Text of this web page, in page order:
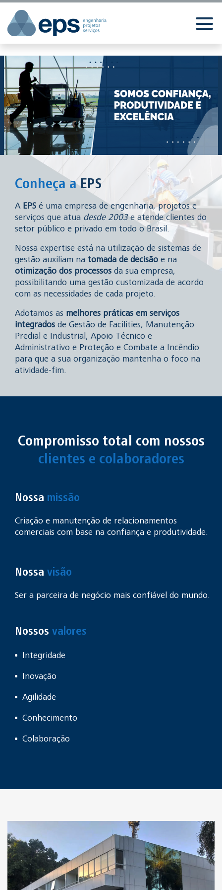
Conheça aEPS
A EPS é uma empresa de engenharia, projetos e
serviços que atua desde 2003e atende clientes do
setor público e privado em todo o Brasil.
Nossa expertise está na utilização de sistemas de
gestão auxiliam na tomada de decisão e na
otimização dos processos da sua empresa,
possibilitando uma gestão customizada de acordo
com as necessidades de cada projeto.
Adotamos as melhores práticas em serviços
integrados de Gestão de Facilities, Manutenção
Predial e Industrial, Apoio Técnico e
Administrativo e Proteção e Combate a Incêndio
para que a sua organização mantenha o foco na
atividade-fim.
Compromisso total com nossos
clientes e colaboradores
Nossa missão
Criação e manutenção de relacionamentos
comerciais com base na confiança e produtividade.
Nossa visão
Ser a parceira de negócio mais confiável do mundo.
Nossos valores
Integridade
Inovação
Agilidade
Conhecimento
Colaboração